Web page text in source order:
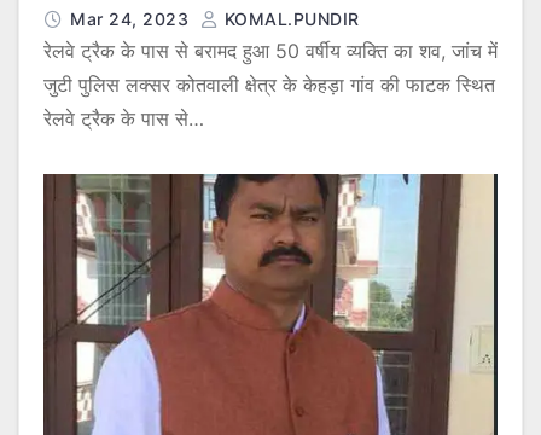
Mar 24, 2023 KOMAL.PUNDIR
रेलवे ट्रैक के पास से बरामद हुआ 50 वर्षीय व्यक्ति का शव, जांच में
जुटी पुलिस लक्सर कोतवाली क्षेत्र के केहड़ा गांव की फाटक स्थित
रेलवे ट्रैक के पास से…